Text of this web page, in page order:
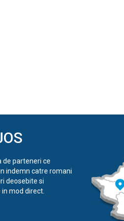
de parteneri ce
indemn catre romani
deosebite si
mod direct.